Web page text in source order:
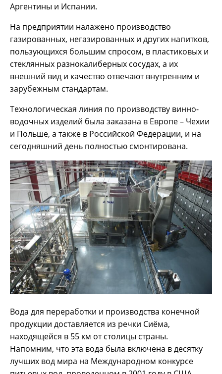
Аргентины и Испании.
На предприятии налажено производство
газированных, негазированных и других напитков,
пользующихся большим спросом, в пластиковых и
стеклянных разнокалиберных сосудах, а их
внешний вид и качество отвечают внутренним и
зарубежным стандартам.
Технологическая линия по производству винно-
водочных изделий была заказана в Европе – Чехии
и Польше, а также в Российской Федерации, и на
сегодняшний день полностью смонтирована.
Вода для переработки и производства конечной
продукции доставляется из речки Сиёма,
находящейся в 55 км от столицы страны.
Напомним, что эта вода была включена в десятку
лучших вод мира на Международном конкурсе